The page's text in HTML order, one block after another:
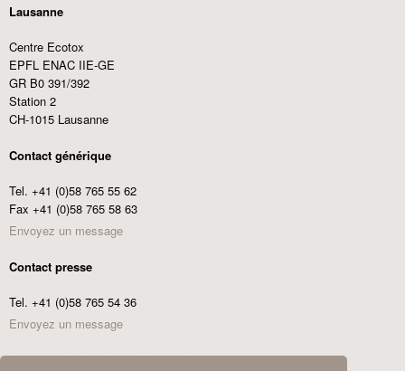
Lausanne
Centre Ecotox
EPFL ENAC IIE-GE
GR B0 391/392
Station 2
CH-1015 Lausanne
Contact générique
Tel. +41 (0)58 765 55 62
Fax +41 (0)58 765 58 63
Envoyez un message
Contact presse
Tel. +41 (0)58 765 54 36
Envoyez un message
Commander les Centre Ecotox News